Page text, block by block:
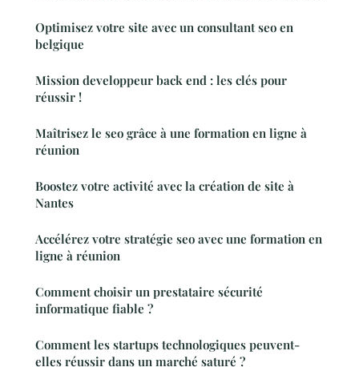
Optimisez votre site avec un consultant seo en
belgique
Mission developpeur back end : les clés pour
réussir !
Maîtrisez le seo grâce à une formation en ligne à
réunion
Boostez votre activité avec la création de site à
Nantes
Accélérez votre stratégie seo avec une formation en
ligne à réunion
Comment choisir un prestataire sécurité
informatique fiable ?
Comment les startups technologiques peuvent-
elles réussir dans un marché saturé ?